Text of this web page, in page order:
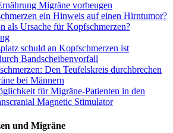
Migräne vorbeugen
ein Hinweis auf einen Hirntumor?
als Ursache für Kopfschmerzen?
schuld an Kopfschmerzen ist
Bandscheibenvorfall
Den Teufelskreis durchbrechen
bei Männern
für Migräne-Patienten in den
Magnetic Stimulator
und Migräne